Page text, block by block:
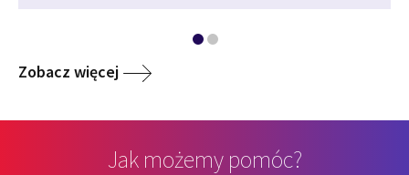
Zobacz więcej
Jak możemy pomóc?